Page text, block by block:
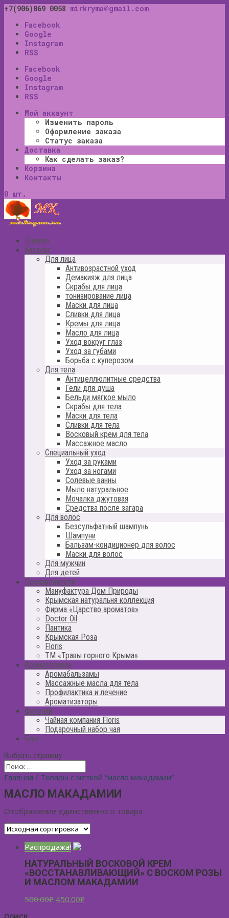
+7(906)069 0058 mirkryma@gmail.com
Facebook
Google
Instagram
RSS
Facebook
Google
Instagram
RSS
Мой аккаунт
Изменить пароль
Оформление заказа
Статус заказа
Доставка
Как сделать заказ?
Корзина
Контакты
0 шт.
Главная
Каталог
Для лица
Антивозрастной уход
Демакияж для лица
Скрабы для лица
тонизирование лица
Маски для лица
Сливки для лица
Кремы для лица
Масло для лица
Уход вокруг глаз
Уход за губами
Борьба с куперозом
Для тела
Антицеллюлитные средства
Гели для душа
Бельди мягкое мыло
Скрабы для тела
Маски для тела
Сливки для тела
Восковый крем для тела
Массажное масло
Специальный уход
Уход за руками
Уход за ногами
Солевые ванны
Мыло натуральное
Мочалка джутовая
Средства после загара
Для волос
Безсульфатный шампунь
Шампуни
Бальзам-кондиционер для волос
Маски для волос
Для мужчин
Для детей
Производители
Мануфактура Дом Природы
Крымская натуральня коллекция
Фирма «Царство ароматов»
Doctor Oil
Пантика
Крымская Роза
Floris
ТМ «Травы горного Крыма»
Ароматерапия
Аромабальзамы
Массажные масла для тела
Профилактика и лечение
Ароматизаторы
Фиточай
Чайная компания Floris
Подарочный набор чая
Блог
Выбрать страницу
Главная / Товары с меткой “масло макадамии”
МАСЛО МАКАДАМИИ
Отображение единственного товара
Распродажа!
НАТУРАЛЬНЫЙ ВОСКОВОЙ КРЕМ
«ВОССТАНАВЛИВАЮЩИЙ» С ВОСКОМ РОЗЫ
И МАСЛОМ МАКАДАМИИ
500.00₽ 450.00₽